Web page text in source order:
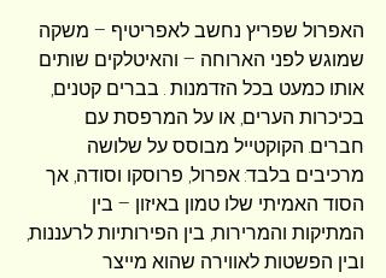
האפרול שפריץ נחשב לאפריטיף – משקה
שמוגש לפני הארוחה – והאיטלקים שותים
אותו כמעט בכל הזדמנות . בברים קטנים,
בכיכרות הערים, או על המרפסת עם
חברים. הקוקטייל מבוסס על שלושה
מרכיבים בלבד: אפרול, פרוסקו וסודה, אך
הסוד האמיתי שלו טמון באיזון – בין
המתיקות והמרירות, בין הפירותיות לרעננות,
ובין הפשטות לאווירה שהוא מייצר